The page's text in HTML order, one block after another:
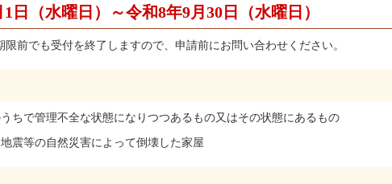
日（水曜日）～令和8年9月30日（水曜日）
前でも受付を終了しますので、申請前にお問い合わせください。
ちで管理不全な状態になりつつあるもの又はその状態にあるもの
震等の自然災害によって倒壊した家屋